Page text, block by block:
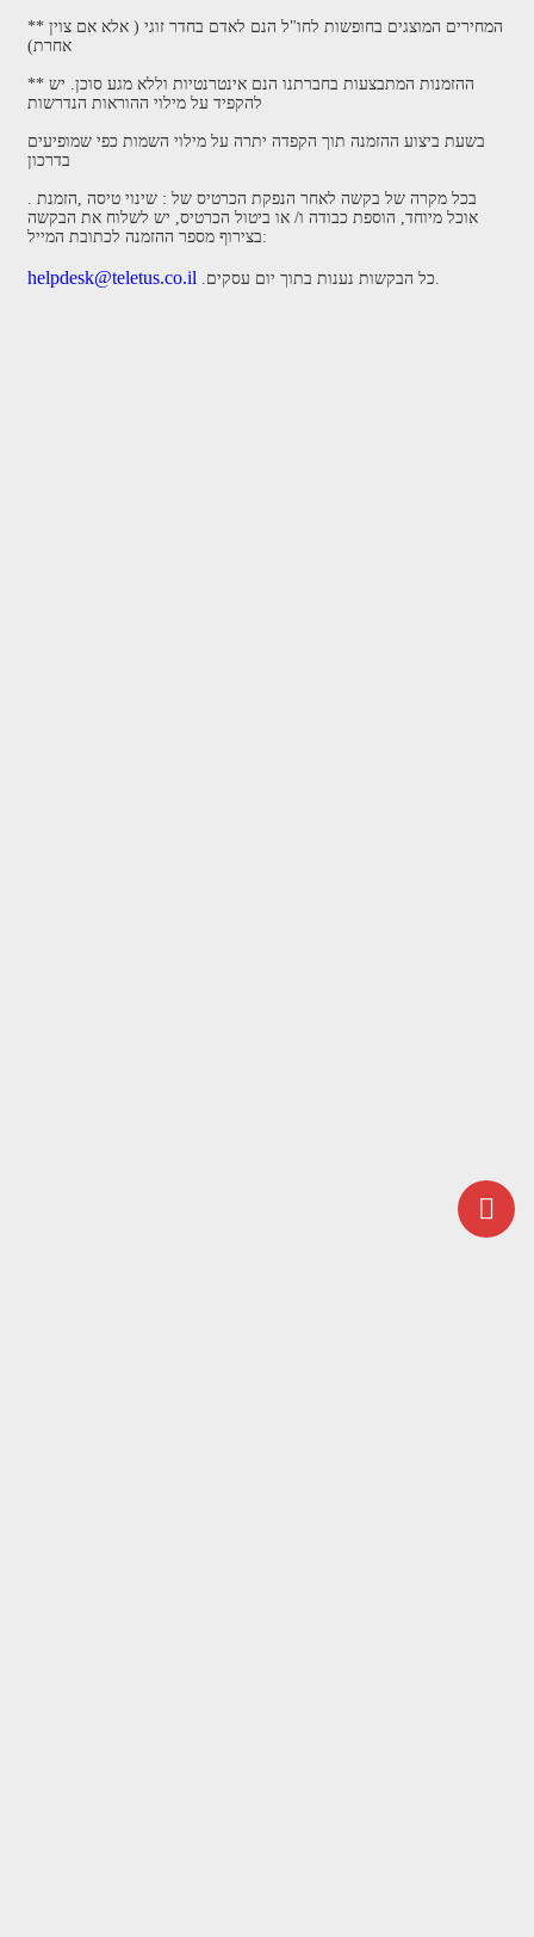
** המחירים המוצגים בחופשות לחו"ל הנם לאדם בחדר זוגי ( אלא אם צוין
אחרת)
** ההזמנות המתבצעות בחברתנו הנם אינטרנטיות וללא מגע סוכן. יש
להקפיד על מילוי ההוראות הנדרשות
בשעת ביצוע ההזמנה תוך הקפדה יתרה על מילוי השמות כפי שמופיעים
בדרכון
. בכל מקרה של בקשה לאחר הנפקת הכרטיס של : שינוי טיסה ,הזמנת
אוכל מיוחד, הוספת כבודה ו/ או ביטול הכרטיס, יש לשלוח את הבקשה
בצירוף מספר ההזמנה לכתובת המייל:
helpdesk@teletus.co.il .כל הבקשות נענות בתוך יום עסקים.